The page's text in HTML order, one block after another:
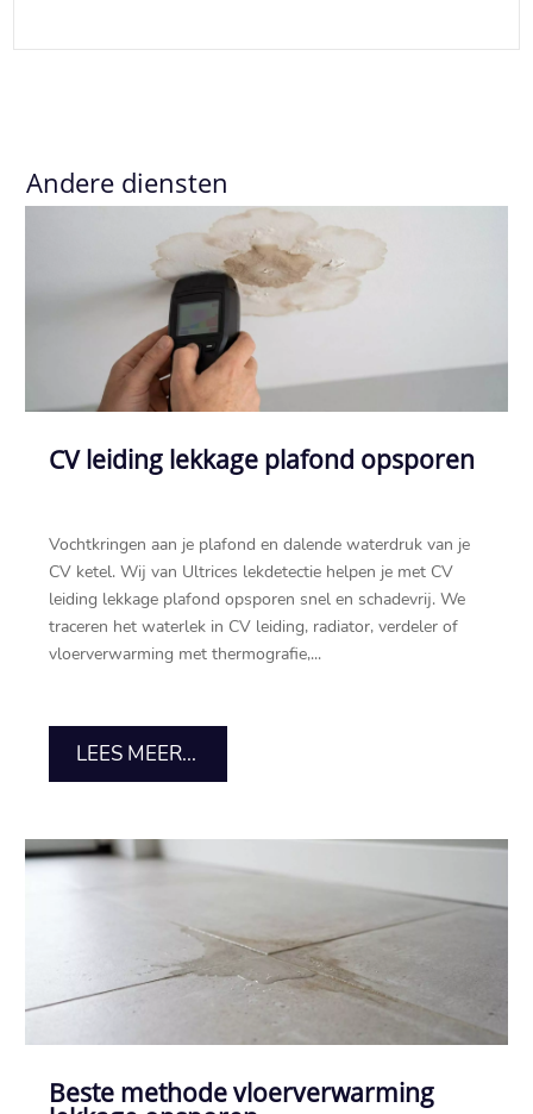
Andere diensten
CV leiding lekkage plafond opsporen
Vochtkringen aan je plafond en dalende waterdruk van je
CV ketel.​ Wij van Ultrices lekdetectie helpen je met CV
leiding lekkage plafond opsporen snel en schadevrij.​ We
traceren het waterlek in CV leiding, radiator, verdeler of
vloerverwarming met thermografie,...
LEES MEER...
Beste methode vloerverwarming